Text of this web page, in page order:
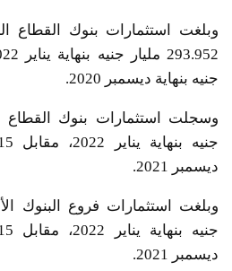
وبلغت استثمارات بنوك القطاع
جنيه بنهاية ديسمبر 2020.
ديسمبر 2021.
ديسمبر 2021.